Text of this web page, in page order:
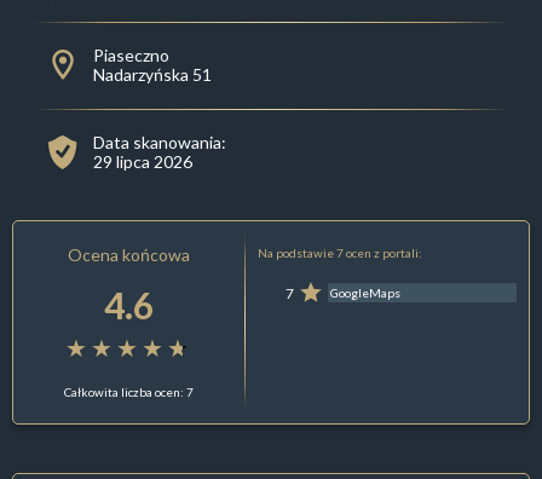
Piaseczno
Nadarzyńska 51
Data skanowania:
29 lipca 2026
Ocena końcowa
4.6
Całkowita liczba ocen: 7
Na podstawie 7 ocen z portali:
7 GoogleMaps